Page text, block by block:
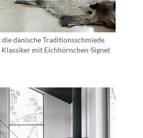
dänische Traditionsschmiede
mit Eichhörnchen-Signet